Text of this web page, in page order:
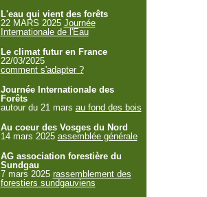
L'eau qui vient des forêts
22 MARS 2025 Journée
Internationale de l'Eau
Le climat futur en France
22/03/2025
comment s'adapter ?
Journée Internationale des
Forêts
autour du 21 mars au fond des bois
Au coeur des Vosges du Nord
14 mars 2025 assemblée générale
AG association forestière du
Sundgau
7 mars 2025 rassemblement des
forestiers sundgauviens